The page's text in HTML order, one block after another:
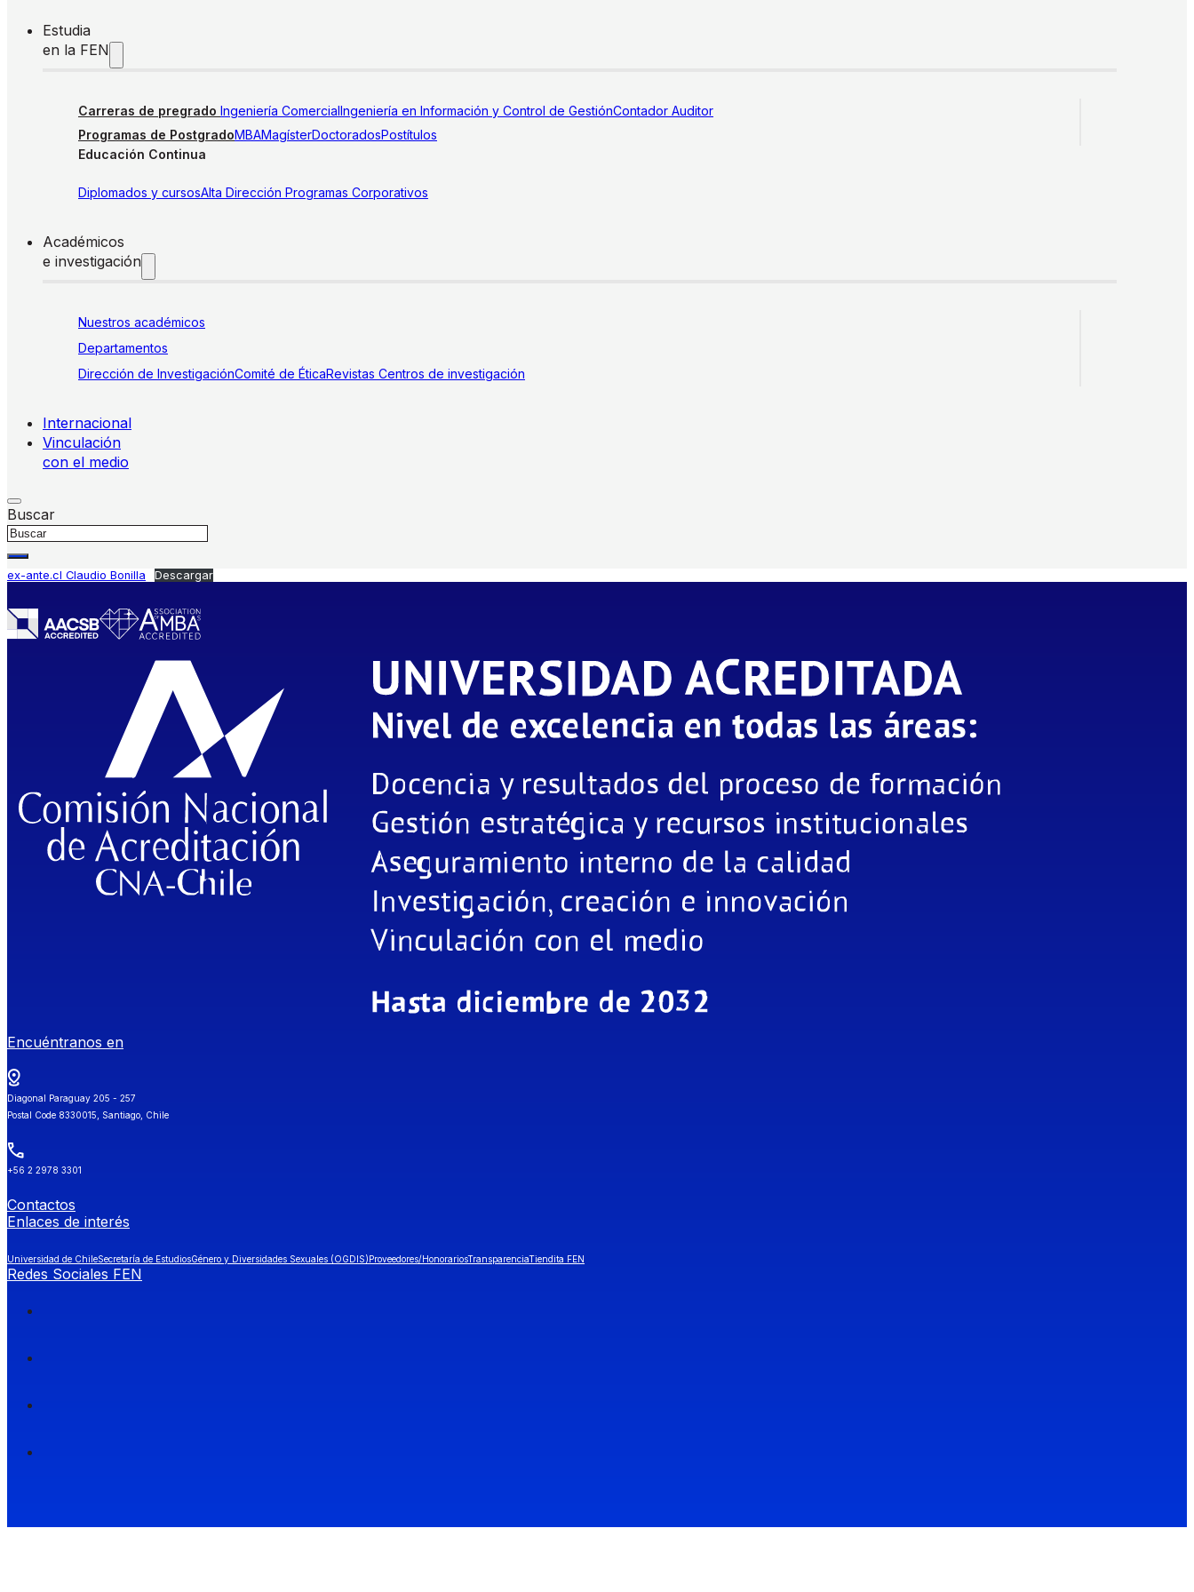
Estudia
en la FEN
Carreras de pregrado Ingeniería ComercialIngeniería en Información y Control de GestiónContador Auditor
Programas de PostgradoMBAMagísterDoctoradosPostítulos
Educación Continua
Diplomados y cursosAlta Dirección Programas Corporativos
Académicos
e investigación
Nuestros académicos
Departamentos
Dirección de InvestigaciónComité de ÉticaRevistas Centros de investigación
Internacional
Vinculación
con el medio
Buscar
ex-ante.cl Claudio Bonilla Descargar
Encuéntranos en
Diagonal Paraguay 205 - 257
Postal Code 8330015, Santiago, Chile
+56 2 2978 3301
Contactos
Enlaces de interés
Universidad de ChileSecretaría de EstudiosGénero y Diversidades Sexuales (OGDIS)Proveedores/HonorariosTransparenciaTiendita FEN
Redes Sociales FEN